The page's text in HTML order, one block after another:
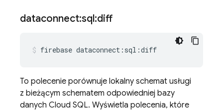
dataconnect:sql:diff
firebase dataconnect:sql:diff
To polecenie porównuje lokalny schemat usługi
z bieżącym schematem odpowiedniej bazy
danych Cloud SQL. Wyświetla polecenia, które